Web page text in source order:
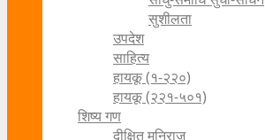
सुशीलता
उपदेश
साहित्य
हायकू (१‍-२२०)
हायकू (२२१-५०१)
शिष्य गण
दीक्षित मुनिराज